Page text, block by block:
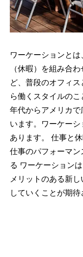
ワーケーションと
（休暇）を組み合
ど、普段のオフィ
ら働くスタイルの
年代からアメリカ
います。ワーケー
あります。 仕事と
仕事のパフォーマ
る ワーケーション
メリットのある新
していくことが期待